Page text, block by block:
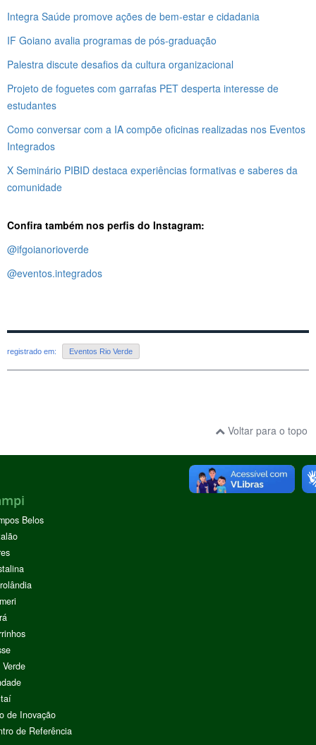
Integra Saúde promove ações de bem-estar e cidadania
IF Goiano avalia programas de pós-graduação
Palestra discute desafios da cultura organizacional
Projeto de foguetes com garrafas PET desperta interesse de
estudantes
Como conversar com a IA compõe oficinas realizadas nos Eventos
Integrados
X Seminário PIBID destaca experiências formativas e saberes da
comunidade
Confira também nos perfis do Instagram:
@ifgoianorioverde
@eventos.integrados
registrado em: Eventos Rio Verde
Voltar para o topo
Belos
de Inovação
de Referência